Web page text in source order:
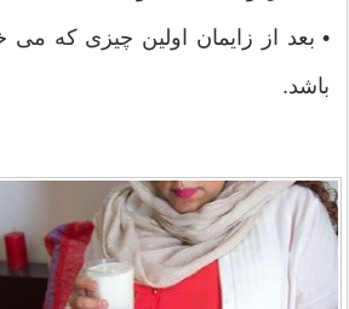
• بعد از زایمان اولین چیزی که
باشد.